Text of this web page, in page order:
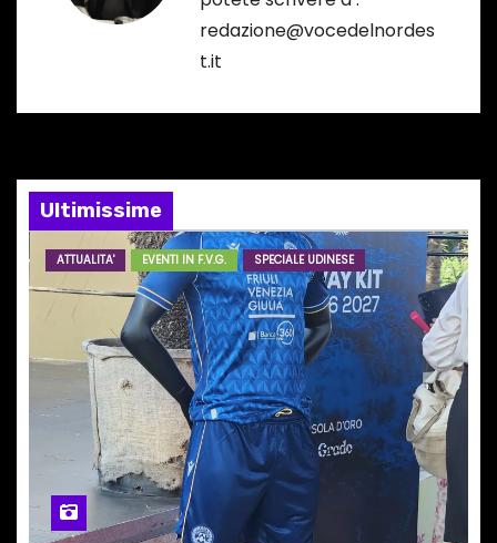
e
a
r
i
c
l
redazione@vocedelnordes
t.it
Ultimissime
ATTUALITA' EVENTI IN F.V.G. SPECIALE UDINESE